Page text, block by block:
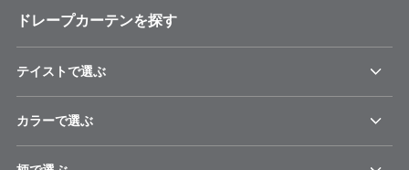
ドレープカーテンを探す
テイストで選ぶ
カラーで選ぶ